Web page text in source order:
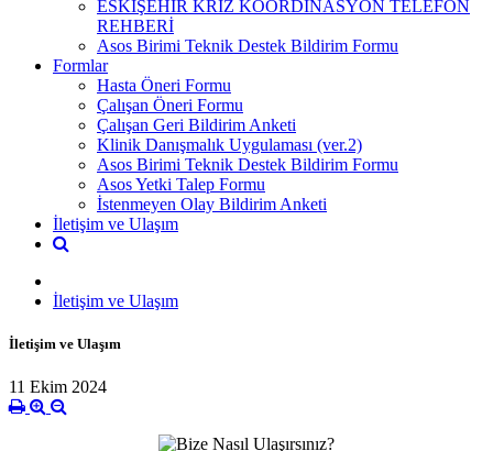
ESKİŞEHİR KRİZ KOORDİNASYON TELEFON
REHBERİ
Asos Birimi Teknik Destek Bildirim Formu
Formlar
Hasta Öneri Formu
Çalışan Öneri Formu
Çalışan Geri Bildirim Anketi
Klinik Danışmalık Uygulaması (ver.2)
Asos Birimi Teknik Destek Bildirim Formu
Asos Yetki Talep Formu
İstenmeyen Olay Bildirim Anketi
İletişim ve Ulaşım
İletişim ve Ulaşım
İletişim ve Ulaşım
11 Ekim 2024